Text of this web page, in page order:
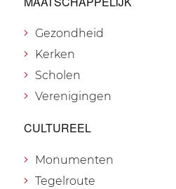
Gezondheid
Kerken
Scholen
Verenigingen
CULTUREEL
Monumenten
Tegelroute